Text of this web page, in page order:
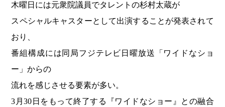
木曜日には元衆院議員でタレントの杉村太蔵が
スペシャルキャスターとして出演することが発表されて
おり、
番組構成には同局フジテレビ日曜放送「ワイドなショ
ー」からの
流れを感じさせる要素が多い。
3月30日をもって終了する『ワイドなショー』との融合